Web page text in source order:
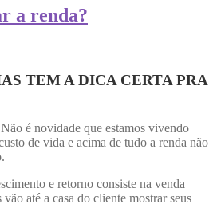
a renda?
TEM A DICA CERTA PRA
é novidade que estamos vivendo
de vida e acima de tudo a renda não
e retorno consiste na venda
até a casa do cliente mostrar seus